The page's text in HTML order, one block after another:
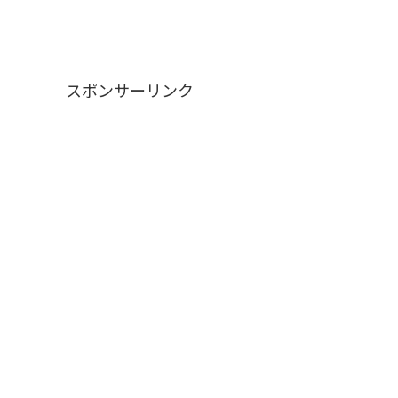
スポンサーリンク